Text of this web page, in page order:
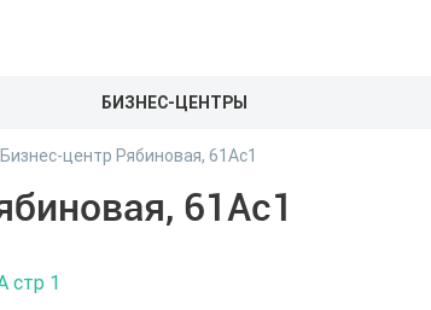
БИЗНЕС-ЦЕНТРЫ
Бизнес-центр Рябиновая, 61Ас1
61Ас1
стр 1